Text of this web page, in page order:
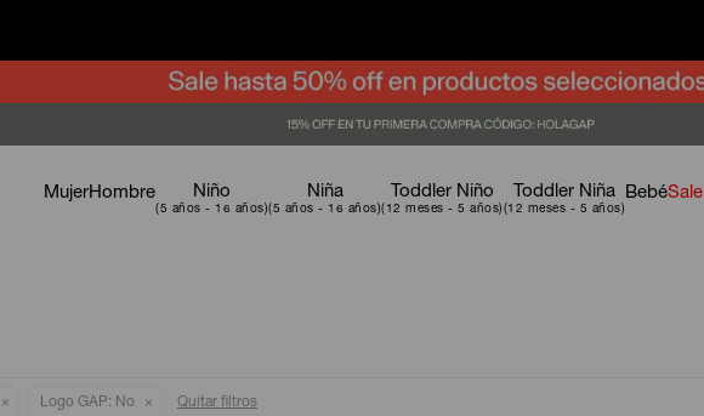
MujerHombre Niño Niña Toddler Niño Toddler Niña BebéSale
Logo GAP: No Quitar filtros